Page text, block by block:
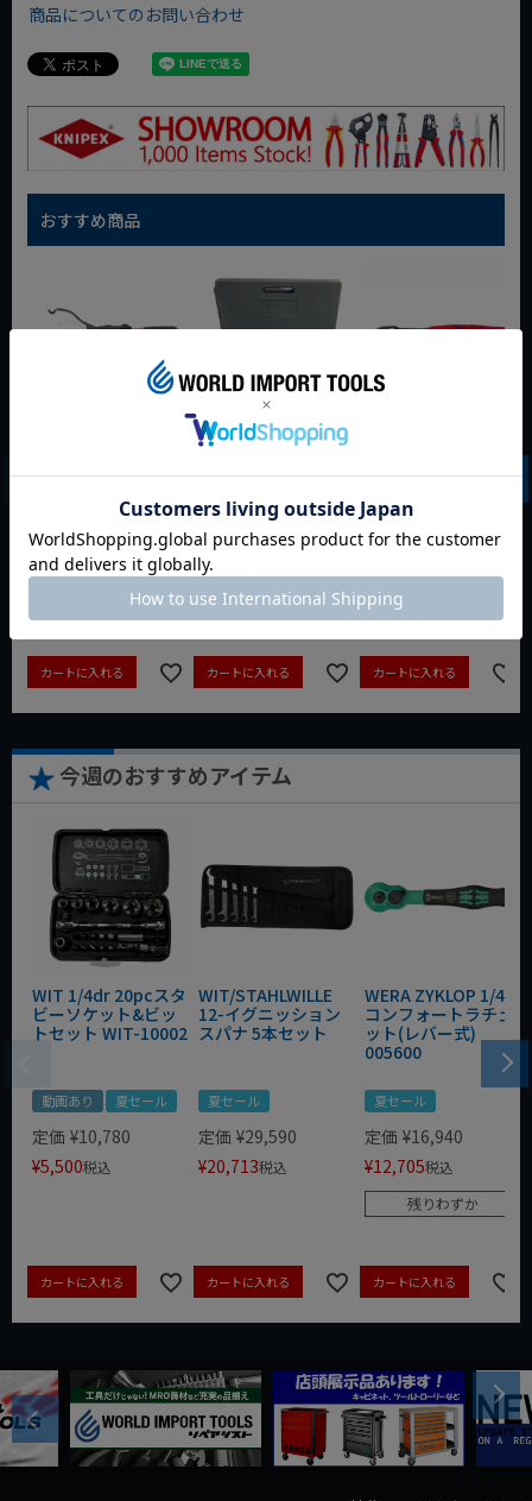
商品についてのお問い合わせ
おすすめ商品
917
動画あり 夏セール
定価 ¥6,248
カートに入れる
WIT マグネットツー
動画あり 夏セール
定価 ¥0
¥3,465税込
カートに入れる
8721-250 KNIPEX
動画あり 夏セール
定価 ¥9,350
¥6,545
カートに入れる
今週のおすすめアイテム
WIT 1/4dr 20pcスタ
ビーソケット&ビッ
トセット WIT-10002
動画あり 夏セール
定価 ¥10,780
¥5,500税込
カートに入れる
WIT/STAHLWILLE
12-イグニッション
スパナ 5本セット
夏セール
定価 ¥29,590
¥20,713税込
カートに入れる
WERA ZYKLOP 1/4"
コンフォートラチェ
ット(レバー式)
005600
夏セール
定価 ¥16,940
¥12,705税込
残りわずか
カートに入れる
Previous
Next